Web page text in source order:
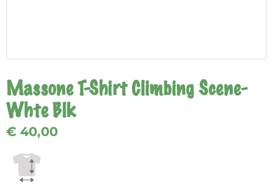
Massone T-Shirt Climbing Scene-
Whte Blk
€ 40,00